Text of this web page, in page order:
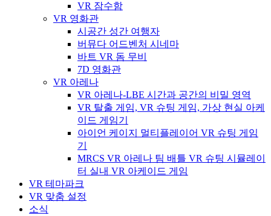
VR 잠수함
VR 영화관
시공간 성간 여행자
버뮤다 어드벤처 시네마
바트 VR 돔 무비
7D 영화관
VR 아레나
VR 아레나-LBE 시간과 공간의 비밀 영역
VR 탈출 게임, VR 슈팅 게임, 가상 현실 아케
이드 게임기
아이언 케이지 멀티플레이어 VR 슈팅 게임
기
MRCS VR 아레나 팀 배틀 VR 슈팅 시뮬레이
터 실내 VR 아케이드 게임
VR 테마파크
VR 맞춤 설정
소식